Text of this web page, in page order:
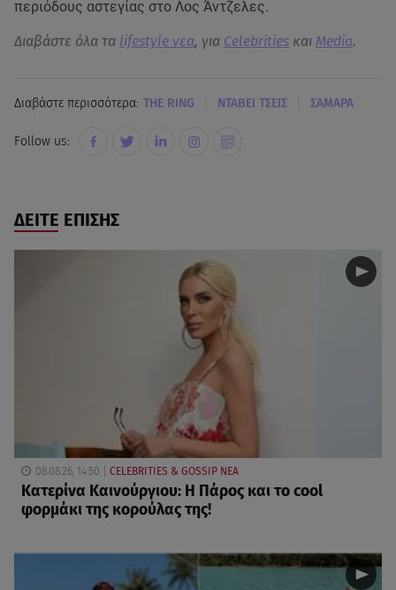
περιόδους αστεγίας στο Λος Άντζελες.
Διαβάστε όλα τα lifestyle νεα, για Celebrities και Media.
Διαβάστε περισσότερα: THE RING ΝΤΑΒΕΙ ΤΣΕΙΣ ΣΑΜΑΡΑ
Follow us:
ΔΕΙΤΕ ΕΠΙΣΗΣ
08.08.26, 14:50 CELEBRITIES & GOSSIP ΝΕΑ
Κατερίνα Καινούργιου: Η Πάρος και το cool
φορμάκι της κορούλας της!